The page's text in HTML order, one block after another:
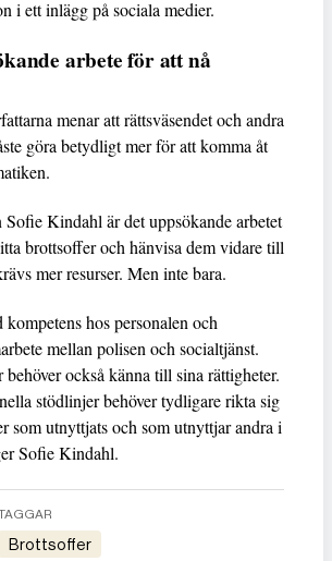
i ett inlägg på sociala medier.
arbete för att nå
menar att rättsväsendet och andra
göra betydligt mer för att komma åt
Kindahl är det uppsökande arbetet
brottsoffer och hänvisa dem vidare till
mer resurser. Men inte bara.
hos personalen och
mellan polisen och socialtjänst.
behöver också känna till sina rättigheter.
stödlinjer behöver tydligare rikta sig
som utnyttjats och som utnyttjar andra i
Sofie Kindahl.
brottsoffer